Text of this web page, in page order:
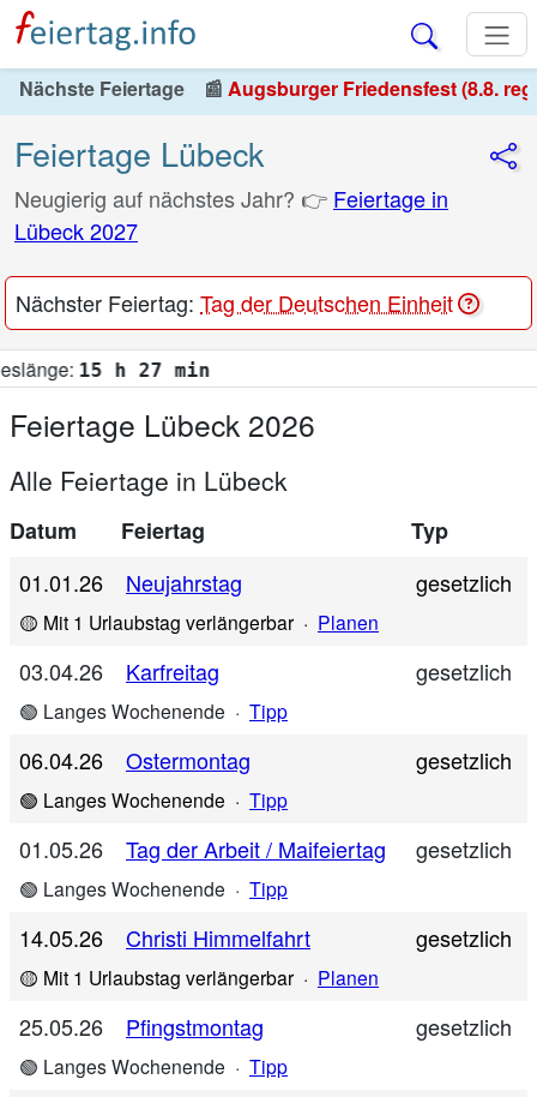
Nächste Feiertage 📰 Augsburger Friedensfest (8.8.
Feiertage Lübeck
Neugierig auf nächstes Jahr? 👉 Feiertage in
Lübeck 2027
Nächster Feiertag: Tag der Deutschen Einheit
min
Feiertage Lübeck 2026
Alle Feiertage in Lübeck
Datum Feiertag
Typ
01.01.26
Neujahrstag gesetzlich
🟡 Mit 1 Urlaubstag verlängerbar · Planen
03.04.26 Karfreitag gesetzlich
🟢 Langes Wochenende · Tipp
06.04.26 Ostermontag gesetzlich
🟢 Langes Wochenende · Tipp
01.05.26 Tag der Arbeit / Maifeiertag gesetzlich
🟢 Langes Wochenende · Tipp
14.05.26 Christi Himmelfahrt gesetzlich
🟡 Mit 1 Urlaubstag verlängerbar · Planen
25.05.26 Pfingstmontag gesetzlich
🟢 Langes Wochenende · Tipp